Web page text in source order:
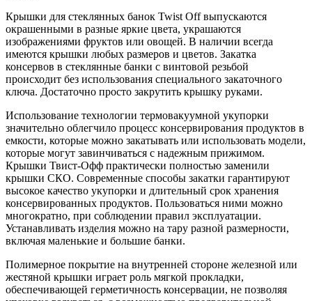
Крышки для стеклянных банок Twist Off выпускаются
окрашенными в разные яркие цвета, украшаются
изображениями фруктов или овощей. В наличии всегда
имеются крышки любых размеров и цветов. Закатка
консервов в стеклянные банки с винтовой резьбой
происходит без использования специального закаточного
ключа. Достаточно просто закрутить крышку руками.
Использование технологии термовакуумной укупорки
значительно облегчило процесс консервирования продуктов в
емкости, которые можно закатывать или использовать модели,
которые могут завинчиваться с надежным прижимом.
Крышки Твист-Офф практически полностью заменили
крышки СКО. Современные способы закатки гарантируют
высокое качество укупорки и длительный срок хранения
консервированных продуктов. Пользоваться ними можно
многократно, при соблюдении правил эксплуатации.
Устанавливать изделия можно на тару разной размерности,
включая маленькие и большие банки.
Полимерное покрытие на внутренней стороне железной или
жестяной крышки играет роль мягкой прокладки,
обеспечивающей герметичность консервации, не позволяя